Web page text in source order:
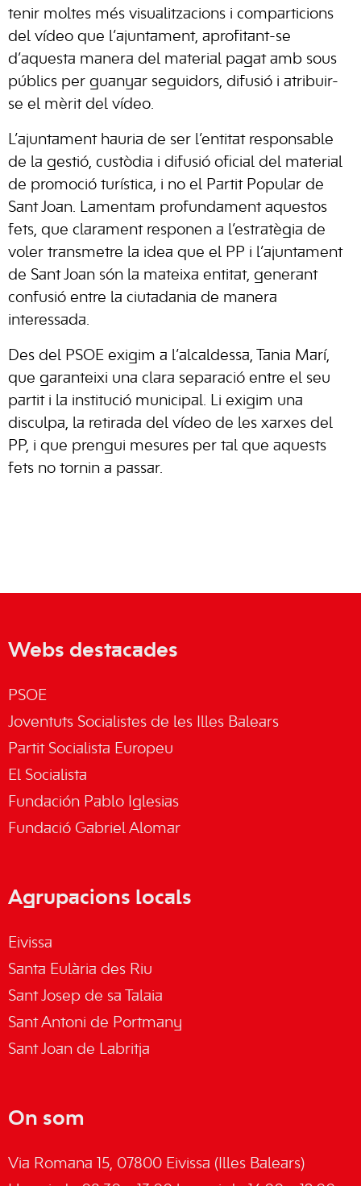
tenir moltes més visualitzacions i comparticions
del vídeo que l’ajuntament, aprofitant-se
d’aquesta manera del material pagat amb sous
públics per guanyar seguidors, difusió i atribuir-
se el mèrit del vídeo.
L’ajuntament hauria de ser l’entitat responsable
de la gestió, custòdia i difusió oficial del material
de promoció turística, i no el Partit Popular de
Sant Joan. Lamentam profundament aquestos
fets, que clarament responen a l’estratègia de
voler transmetre la idea que el PP i l’ajuntament
de Sant Joan són la mateixa entitat, generant
confusió entre la ciutadania de manera
interessada.
Des del PSOE exigim a l’alcaldessa, Tania Marí,
que garanteixi una clara separació entre el seu
partit i la institució municipal. Li exigim una
disculpa, la retirada del vídeo de les xarxes del
PP, i que prengui mesures per tal que aquests
fets no tornin a passar.
Webs destacades
PSOE
Joventuts Socialistes de les Illes Balears
Partit Socialista Europeu
El Socialista
Fundación Pablo Iglesias
Fundació Gabriel Alomar
Agrupacions locals
Eivissa
Santa Eulària des Riu
Sant Josep de sa Talaia
Sant Antoni de Portmany
Sant Joan de Labritja
On som
Via Romana 15, 07800 Eivissa (Illes Balears)